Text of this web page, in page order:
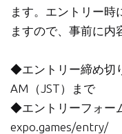
ます。エントリー時
ますので、事前に内
◆エントリー締め切
AM（JST）まで
◆エントリーフォー
expo.games/entry/